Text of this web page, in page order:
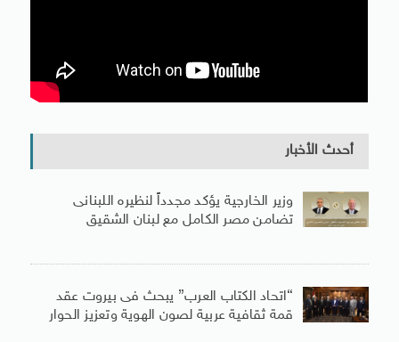
أحدث الأخبار
وزير الخارجية يؤكد مجدداً لنظيره اللبنانى
تضامن مصر الكامل مع لبنان الشقيق
“اتحاد الكتاب العرب” يبحث فى بيروت عقد
قمة ثقافية عربية لصون الهوية وتعزيز الحوار